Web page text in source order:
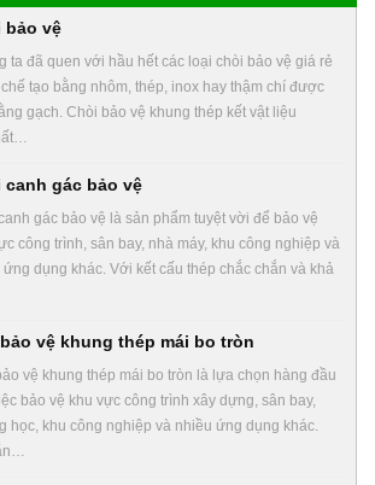
bảo vệ
ta đã quen với hầu hết các loại chòi bảo vệ giá rẻ
tạo bằng nhôm, thép, inox hay thậm chí được
gạch. Chòi bảo vệ khung thép kết vật liệu
canh gác bảo vệ
gác bảo vệ là sản phẩm tuyệt vời để bảo vệ
công trình, sân bay, nhà máy, khu công nghiệp và
ứng dụng khác. Với kết cấu thép chắc chắn và khả
vệ khung thép mái bo tròn
vệ khung thép mái bo tròn là lựa chọn hàng đầu
bảo vệ khu vực công trình xây dựng, sân bay,
học, khu công nghiệp và nhiều ứng dụng khác.